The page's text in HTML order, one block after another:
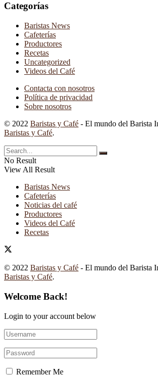
Categorías
Baristas News
Cafeterías
Productores
Recetas
Uncategorized
Videos del Café
Contacta con nosotros
Política de privacidad
Sobre nosotros
© 2022 Baristas y Café - El mundo del Barista
Baristas y Café.
No Result
View All Result
Baristas News
Cafeterías
Noticias del café
Productores
Videos del Café
Recetas
© 2022 Baristas y Café - El mundo del Barista
Baristas y Café.
Welcome Back!
Login to your account below
Remember Me